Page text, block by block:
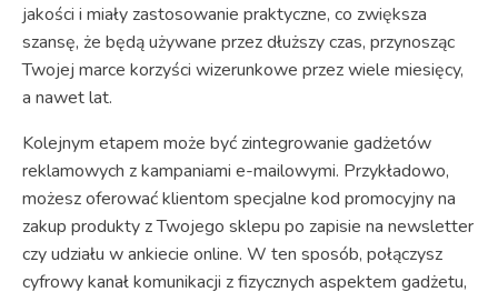
jakości i miały zastosowanie praktyczne, co zwiększa
szansę, że będą używane przez dłuższy czas, przynosząc
Twojej marce korzyści wizerunkowe przez wiele miesięcy,
a nawet lat.
Kolejnym etapem może być zintegrowanie gadżetów
reklamowych z kampaniami e-mailowymi. Przykładowo,
możesz oferować klientom specjalne kod promocyjny na
zakup produkty z Twojego sklepu po zapisie na newsletter
czy udziału w ankiecie online. W ten sposób, połączysz
cyfrowy kanał komunikacji z fizycznych aspektem gadżetu,